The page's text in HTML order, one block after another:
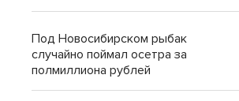
Под Новосибирском рыбак
случайно поймал осетра за
полмиллиона рублей